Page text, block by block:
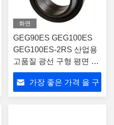
화면
GEG90ES GEG100ES
GEG100ES-2RS 산업용
고품질 광선 구형 평면 베
어링
가장 좋은 가격 을 구